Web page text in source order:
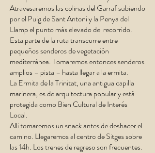
Atravesaremos las colinas del Garraf subiendo
por el Puig de Sant Antoni y la Penya del
Llamp el punto más elevado del recorrido.
Esta parte de la ruta transcurre entre
pequeños senderos de vegetación
mediterránea. Tomaremos entonces senderos
amplios – pista – hasta llegar a la ermita.
La Ermita de la Trinitat, una antigua capilla
marinera, es de arquitectura popular y está
protegida como Bien Cultural de Interés
Local.​
Alli tomaremos un snack antes de deshacer el
camino. Llegaremos al centro de Sitges sobre
las 14h. Los trenes de regreso son frecuentes.